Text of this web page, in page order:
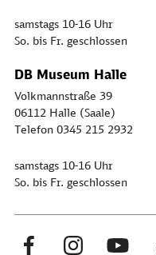
samstags 10-16 Uhr
So. bis Fr. geschlossen
DB Museum Halle
Volkmannstraße 39
06112 Halle (Saale)
Telefon 0345 215 2932
samstags 10-16 Uhr
So. bis Fr. geschlossen